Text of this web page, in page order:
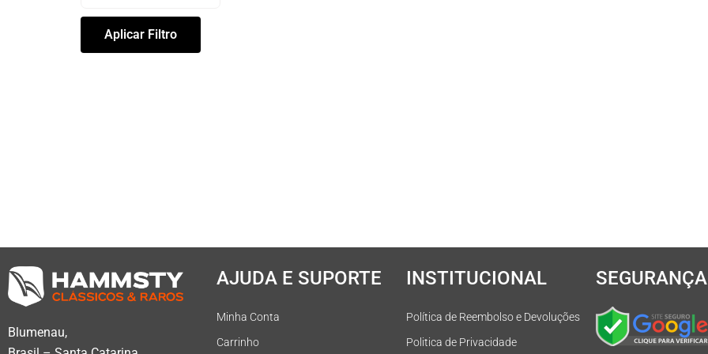
Aplicar Filtro
Blumenau,
AJUDA E SUPORTE
Minha Conta
Carrinho
INSTITUCIONAL
Política de Reembolso e Devoluções
Politica de Privacidade
SEGURANÇA